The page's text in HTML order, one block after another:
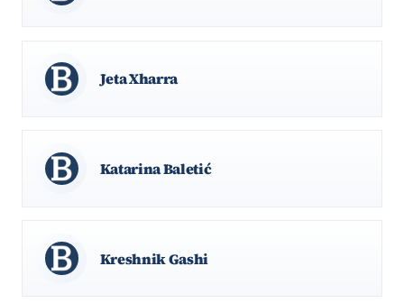
Jeta Xharra
Katarina Baletić
Kreshnik Gashi